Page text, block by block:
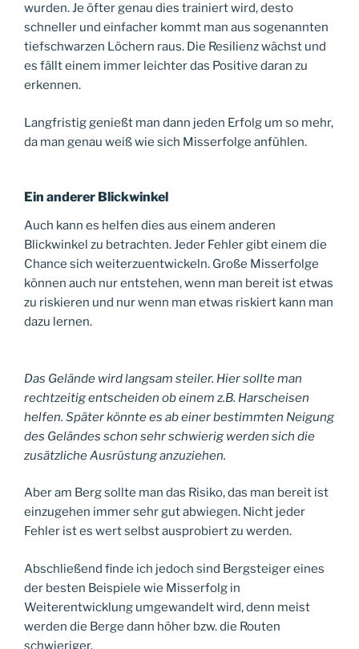
wurden. Je öfter genau dies trainiert wird, desto
schneller und einfacher kommt man aus sogenannten
tiefschwarzen Löchern raus. Die Resilienz wächst und
es fällt einem immer leichter das Positive daran zu
erkennen.
Langfristig genießt man dann jeden Erfolg um so mehr,
da man genau weiß wie sich Misserfolge anfühlen.
Ein anderer Blickwinkel
Auch kann es helfen dies aus einem anderen
Blickwinkel zu betrachten. Jeder Fehler gibt einem die
Chance sich weiterzuentwickeln. Große Misserfolge
können auch nur entstehen, wenn man bereit ist etwas
zu riskieren und nur wenn man etwas riskiert kann man
dazu lernen.
Das Gelände wird langsam steiler. Hier sollte man
rechtzeitig entscheiden ob einem z.B. Harscheisen
helfen. Später könnte es ab einer bestimmten Neigung
des Geländes schon sehr schwierig werden sich die
zusätzliche Ausrüstung anzuziehen.
Aber am Berg sollte man das Risiko, das man bereit ist
einzugehen immer sehr gut abwiegen. Nicht jeder
Fehler ist es wert selbst ausprobiert zu werden.
Abschließend finde ich jedoch sind Bergsteiger eines
der besten Beispiele wie Misserfolg in
Weiterentwicklung umgewandelt wird, denn meist
werden die Berge dann höher bzw. die Routen
schwieriger.